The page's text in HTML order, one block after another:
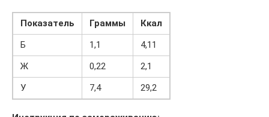
Показатель Граммы
Ккал
Б
1,1
4,11
Ж
0,22
2,1
У
7,4 29,2